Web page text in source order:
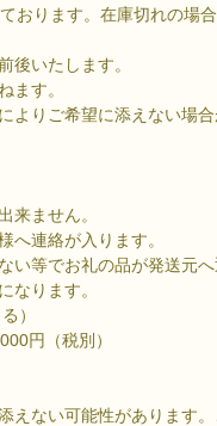
おります。在庫切れの場
後いたします。
ます。
よりご希望に添えない場合
来ません。
へ連絡が入ります。
い等でお礼の品が発送元
なります。
）
円（税別）
えない可能性があります